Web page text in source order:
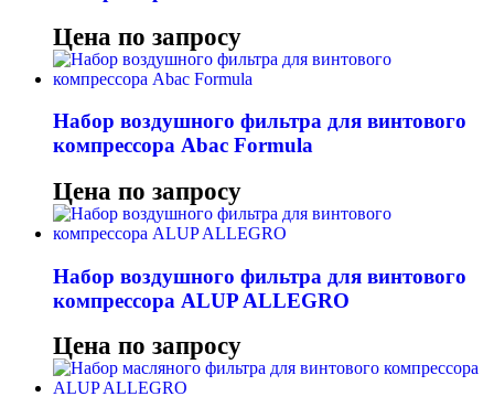
Цена по запросу
Набор воздушного фильтра для винтового
компрессора Abac Formula
Цена по запросу
Набор воздушного фильтра для винтового
компрессора ALUP ALLEGRO
Цена по запросу